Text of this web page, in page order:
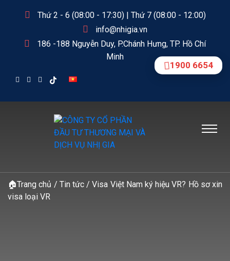
Thứ 2 - 6 (08:00 - 17:30) | Thứ 7 (08:00 - 12:00)
info@nhigia.vn
186 -188 Nguyễn Duy, P.Chánh Hưng, TP. Hồ Chí
Minh
🏠Trang chủ / Tin tức /Visa Việt Nam ký hiệu VR? Hồ sơ xin
visa loại VR
1900 6654